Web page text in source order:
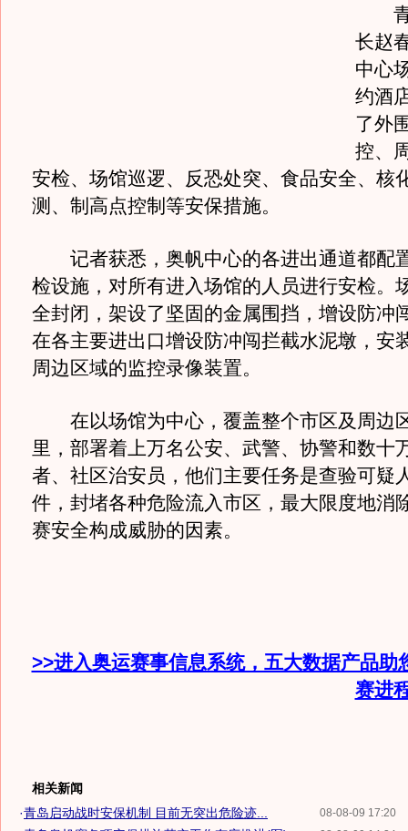
青
长赵
中心
约酒
了外
控、
安检、场馆巡逻、反恐处突、食品安全、核
测、制高点控制等安保措施。
记者获悉，奥帆中心的各进出通道都配
检设施，对所有进入场馆的人员进行安检。
全封闭，架设了坚固的金属围挡，增设防冲
在各主要进出口增设防冲闯拦截水泥墩，安
周边区域的监控录像装置。
在以场馆为中心，覆盖整个市区及周边
里，部署着上万名公安、武警、协警和数十
者、社区治安员，他们主要任务是查验可疑
件，封堵各种危险流入市区，最大限度地消
赛安全构成威胁的因素。
>>进入奥运赛事信息系统，五大数据产品助
赛进
相关新闻
08-08-09 17:20
·青岛启动战时安保机制 目前无突出危险迹...